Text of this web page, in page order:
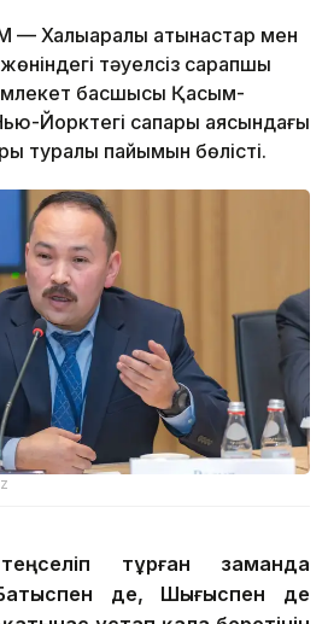
Халықаралық қатынастар мен
тәуелсіз сарапшы
басшысы Қасым-
Йорктегі сапары аясындағы
туралы пайымын бөлісті.
тұрған заманда
де, Шығыспен де